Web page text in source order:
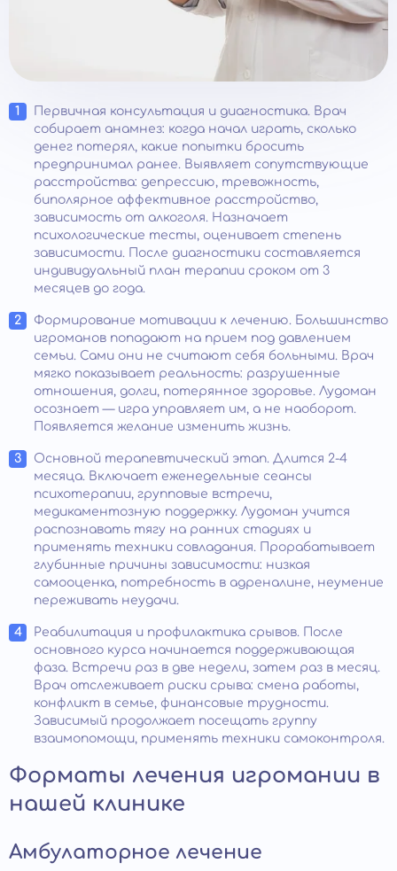
Первичная консультация и диагностика. Врач
собирает анамнез: когда начал играть, сколько
денег потерял, какие попытки бросить
предпринимал ранее. Выявляет сопутствующие
расстройства: депрессию, тревожность,
биполярное аффективное расстройство,
зависимость от алкоголя. Назначает
психологические тесты, оценивает степень
зависимости. После диагностики составляется
индивидуальный план терапии сроком от 3
месяцев до года.
Формирование мотивации к лечению. Большинство
игроманов попадают на прием под давлением
семьи. Сами они не считают себя больными. Врач
мягко показывает реальность: разрушенные
отношения, долги, потерянное здоровье. Лудоман
осознает — игра управляет им, а не наоборот.
Появляется желание изменить жизнь.
Основной терапевтический этап. Длится 2-4
месяца. Включает еженедельные сеансы
психотерапии, групповые встречи,
медикаментозную поддержку. Лудоман учится
распознавать тягу на ранних стадиях и
применять техники совладания. Прорабатывает
глубинные причины зависимости: низкая
самооценка, потребность в адреналине, неумение
переживать неудачи.
Реабилитация и профилактика срывов. После
основного курса начинается поддерживающая
фаза. Встречи раз в две недели, затем раз в месяц.
Врач отслеживает риски срыва: смена работы,
конфликт в семье, финансовые трудности.
Зависимый продолжает посещать группу
взаимопомощи, применять техники самоконтроля.
Форматы лечения игромании в
нашей клинике
Амбулаторное лечение